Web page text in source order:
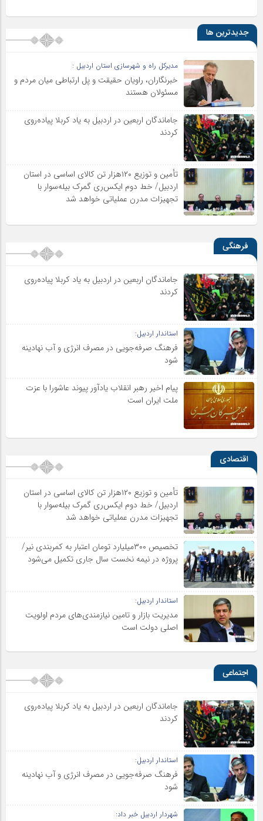
جدیدترین ها
مدیرکل راه و شهرسازی استان اردبیل :
خبرنگاران، راویان حقیقت و پل ارتباطی میان مردم و
مسئولان هستند
جاماندگان اربعین در اردبیل به یاد کربلا پیاده‌روی
کردند
تأمین و توزیع ۱۲۰هزار تن کالای اساسی در استان
اردبیل/ خط دوم ایکس‌ری گمرک بیله‌سوار با
تجهیزات مدرن عملیاتی خواهد شد
فرهنگی
جاماندگان اربعین در اردبیل به یاد کربلا پیاده‌روی
کردند
استاندار اردبیل:
فرهنگ صرفه‌جویی در مصرف انرژی و آب نهادینه
شود
پیام اخیر رهبر انقلاب یادآور پیوند عاشورا با عزت
ملت ایران است
اقتصادی
تأمین و توزیع ۱۲۰هزار تن کالای اساسی در استان
اردبیل/ خط دوم ایکس‌ری گمرک بیله‌سوار با
تجهیزات مدرن عملیاتی خواهد شد
تخصیص ۳۰۰میلیارد تومان اعتبار به کمربندی نیر/
پروژه در نیمه نخست سال جاری تکمیل می‌شود
استاندار اردبیل:
مدیریت بازار و تامین نیازمندی‌های مردم اولویت‌
اصلی دولت است
اجتماعی
جاماندگان اربعین در اردبیل به یاد کربلا پیاده‌روی
کردند
استاندار اردبیل:
فرهنگ صرفه‌جویی در مصرف انرژی و آب نهادینه
شود
شهردار اردبیل خبر داد: